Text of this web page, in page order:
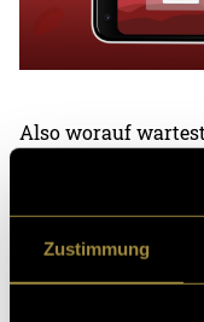
Zustimmung
Also worauf